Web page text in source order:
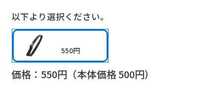
以下より選択ください。
550円
価格： 550円（本体価格500円）